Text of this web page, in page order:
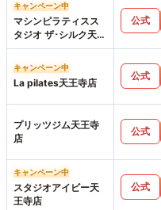
キャンペーン中
マシンピラティスス
タジオ ザ･シルク天王
寺MIO店
公式
キャンペーン中
La pilates天王寺店
公式
プリッツジム天王寺
店
公式
キャンペーン中
スタジオアイビー天
王寺店
公式